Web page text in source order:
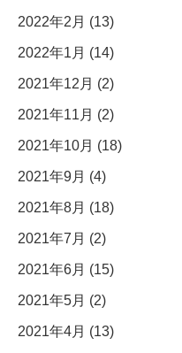
2022年2月 (13)
2022年1月 (14)
2021年12月 (2)
2021年11月 (2)
2021年10月 (18)
2021年9月 (4)
2021年8月 (18)
2021年7月 (2)
2021年6月 (15)
2021年5月 (2)
2021年4月 (13)